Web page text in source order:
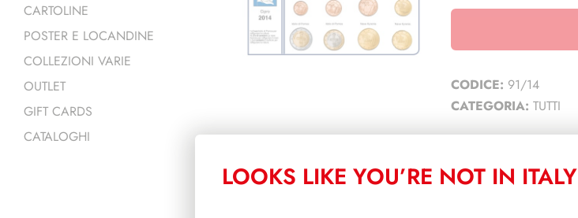
CODICE: 91/14
CATEGORIA: TUTTI
PRODOTTI CORRELATI
CARTOLINE
POSTER E LOCANDINE
COLLEZIONI VARIE
OUTLET
GIFT CARDS
CATALOGHI
LOOKS LIKE YOU’RE NOT IN ITALY